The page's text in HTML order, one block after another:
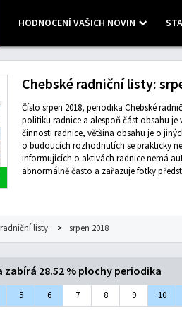
HODNOCENÍ VAŠICH NOVIN
contributors, Imagery © Mapbox
Chebské radniční listy:
Číslo srpen 2018, periodika Chebské
politiku radnice a alespoň část obsahu je
činnosti radnice, většina obsahu je o
o budoucích rozhodnutích se prakticky
informujících o aktivách radnice nemá
abnormálně často a zařazuje fotky
listy > srpen 2018
28.52 % plochy periodika
5 6 7 8 9 10